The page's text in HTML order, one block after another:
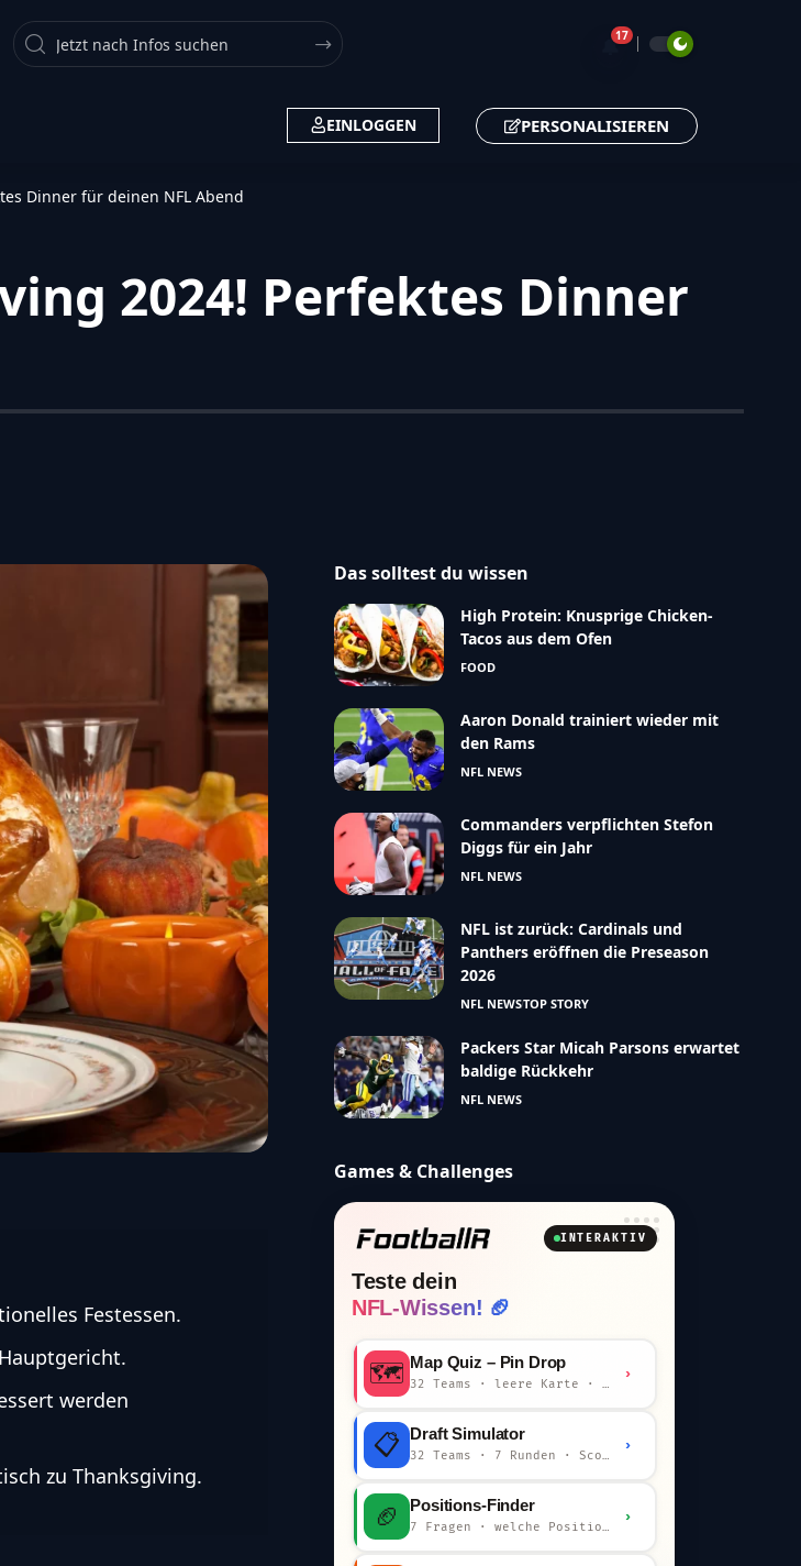
Search 🔔17
EINLOGGEN PERSONALISIEREN
Dinner für deinen NFL Abend
2024! Perfektes Dinner
Festessen.
werden
zu Thanksgiving.
Das solltest du wissen
High Protein: Knusprige Chicken-
Tacos aus dem Ofen
FOOD
Aaron Donald trainiert wieder mit
den Rams
NFL NEWS
Commanders verpflichten Stefon
Diggs für ein Jahr
NFL NEWS
NFL ist zurück: Cardinals und
Panthers eröffnen die Preseason
2026
NFL NEWSTOP STORY
Packers Star Micah Parsons erwartet
baldige Rückkehr
NFL NEWS
Games & Challenges
INTERAKTIV
Teste dein
NFL-Wissen! 🏈
🗺️ Map Quiz – Pin Drop
32 Teams · leere Karte · km-Wertung
›
📋 Draft Simulator
32 Teams · 7 Runden · Scout-Kommentar
›
🏈 Positions-Finder
7 Fragen · welche Position bist du?
›